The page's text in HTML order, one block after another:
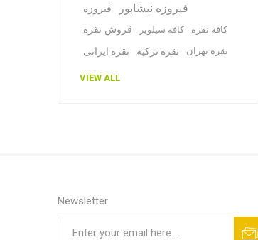
فیروزه فیروزه نیشابور
قروش نقره کافه سیلویر کافه نقره
نقره ایرانی نقره ترکیه نقره تهران
VIEW ALL
Newsletter